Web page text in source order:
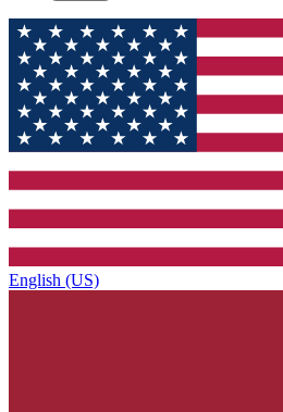
English (US)